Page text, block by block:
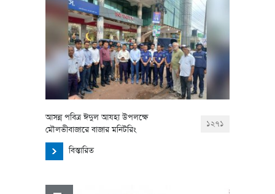
আসন্ন পবিত্র ঈদুল আযহা উপলক্ষে
মৌলভীবাজারে বাজার মনিটরিং
১২৭১
বিস্তারিত